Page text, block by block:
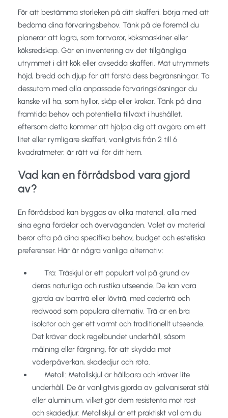
För att bestämma storleken på ditt skafferi, börja med att
bedöma dina förvaringsbehov. Tänk på de föremål du
planerar att lagra, som torrvaror, köksmaskiner eller
köksredskap. Gör en inventering av det tillgängliga
utrymmet i ditt kök eller avsedda skafferi. Mät utrymmets
höjd, bredd och djup för att förstå dess begränsningar. Ta
dessutom med alla anpassade förvaringslösningar du
kanske vill ha, som hyllor, skåp eller krokar. Tänk på dina
framtida behov och potentiella tillväxt i hushållet,
eftersom detta kommer att hjälpa dig att avgöra om ett
litet eller rymligare skafferi, vanligtvis från 2 till 6
kvadratmeter, är rätt val för ditt hem.
Vad kan en förrådsbod vara gjord
av?
En förrådsbod kan byggas av olika material, alla med
sina egna fördelar och överväganden. Valet av material
beror ofta på dina specifika behov, budget och estetiska
preferenser. Här är några vanliga alternativ:
Trä: Träskjul är ett populärt val på grund av
deras naturliga och rustika utseende. De kan vara
gjorda av barrträ eller lövträ, med cederträ och
redwood som populära alternativ. Trä är en bra
isolator och ger ett varmt och traditionellt utseende.
Det kräver dock regelbundet underhåll, såsom
målning eller färgning, för att skydda mot
väderpåverkan, skadedjur och röta.
Metall: Metallskjul är hållbara och kräver lite
underhåll. De är vanligtvis gjorda av galvaniserat stål
eller aluminium, vilket gör dem resistenta mot rost
och skadedjur. Metallskjul är ett praktiskt val om du